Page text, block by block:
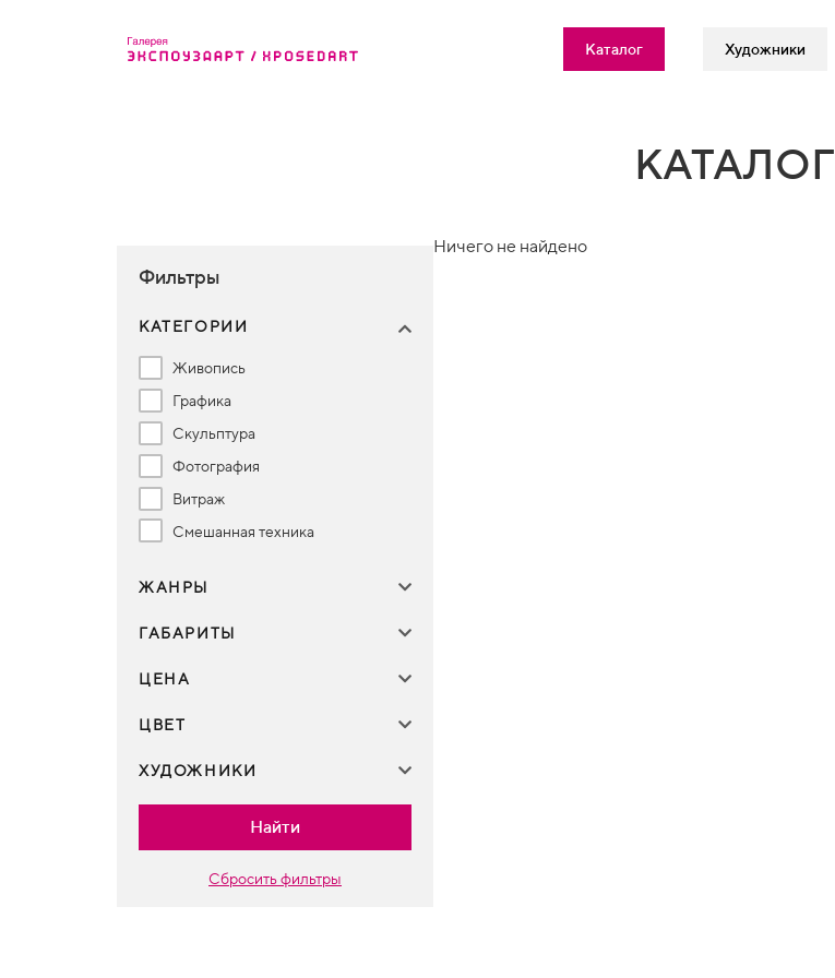
Каталог Художники
КАТАЛОГ
Фильтры
КАТЕГОРИИ
Живопись
Графика
Скульптура
Фотография
Витраж
Смешанная техника
ЖАНРЫ
ГАБАРИТЫ
ЦЕНА
ЦВЕТ
ХУДОЖНИКИ
Найти
Сбросить фильтры
Ничего не найдено